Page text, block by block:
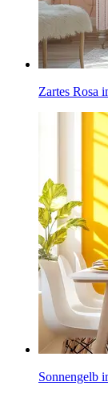
Zartes Rosa
Sonnengelb